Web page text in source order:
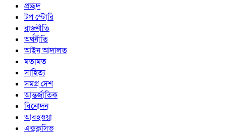
প্রচ্ছদ
টপ স্টোরি
রাজনীতি
অর্থনীতি
আইন আদালত
মতামত
সাহিত্য
সমগ্র দেশ
আন্তর্জাতিক
বিনোদন
আবহওয়া
এক্সক্লুসিভ